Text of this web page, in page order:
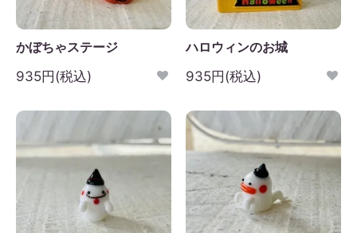
かぼちゃステージ
935円(税込)
ハロウィンのお城
935円(税込)